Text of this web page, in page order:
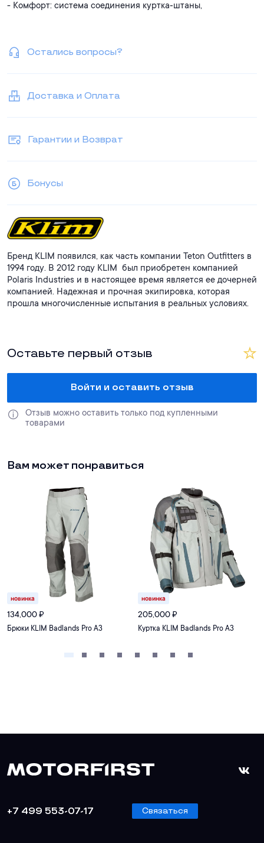
- Комфорт: система соединения куртка‑штаны,
- Видимость: светоотражающие элементы 3M™ Scotchlite™
Надежная защита и комфорт для самых сложных
маршрутов!
Остались вопросы?
Доставка и Оплата
Гарантии и Возврат
Бонусы
Бренд KLIM появился, как часть компании Teton Outfitters в
1994 году. В 2012 году KLIM был приобретен компанией
Polaris Industries и в настоящее время является ее дочерней
компанией. Надежная и прочная экипировка, которая
прошла многочисленные испытания в реальных условиях.
Оставьте первый отзыв
Войти и оставить отзыв
Отзыв можно оставить только под купленными
товарами
Вам может понравиться
новинка
134,000₽
Брюки KLIM Badlands Pro A3
новинка
205,000₽
Куртка KLIM Badlands Pro A3
+7 499 553-07-17 Связаться